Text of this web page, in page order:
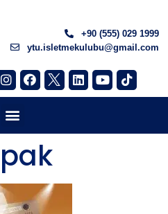
+90 (555) 029 1999
ytu.isletmekulubu@gmail.com